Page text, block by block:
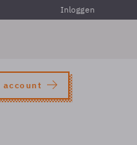
Inloggen
account